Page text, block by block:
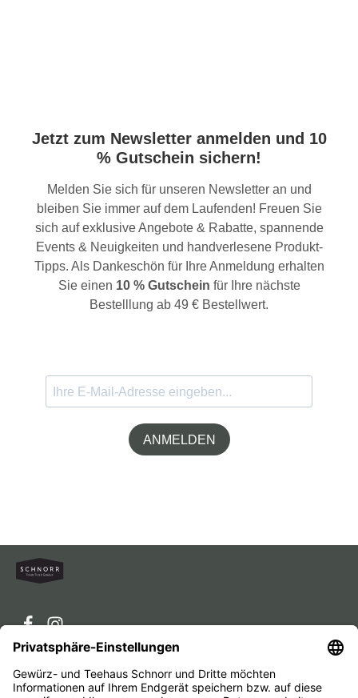
Jetzt zum Newsletter anmelden und 10
% Gutschein sichern!
Melden Sie sich für unseren Newsletter an und
bleiben Sie immer auf dem Laufenden! Freuen Sie
sich auf exklusive Angebote & Rabatte, spannende
Events & Neuigkeiten und handverlesene Produkt-
Tipps. Als Dankeschön für Ihre Anmeldung erhalten
Sie einen 10 % Gutschein für Ihre nächste
Bestelllung ab 49 € Bestellwert.
ANMELDEN
Service-Hotline